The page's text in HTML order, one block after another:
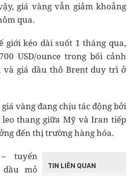
giá vàng vẫn giảm khoảng
qua.
giới kéo dài suốt 1 tháng qua,
USD/ounce trong bối cảnh
và giá dầu thô Brent duy trì ở
vàng đang chịu tác động bởi
thang giữa Mỹ và Iran tiếp
đến thị trường hàng hóa.
TIN LIÊN QUAN
tuyến
dầu mỏ